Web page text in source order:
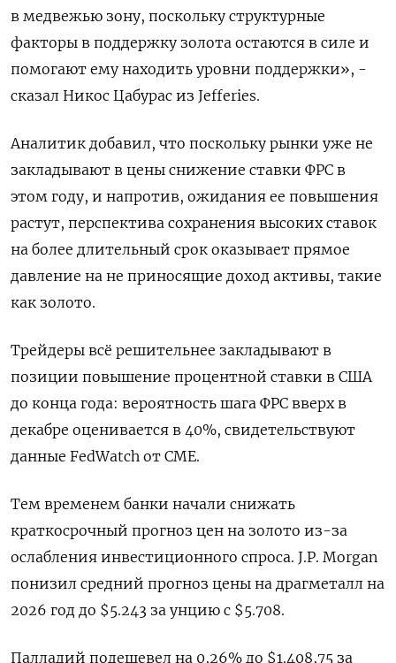
в ​медвежью зону, поскольку структурные
факторы в поддержку золота ‌остаются в силе и
помогают ему находить уровни поддержки», - ​
сказал Никос Цабурас из Jefferies.
Аналитик добавил, что поскольку рынки ‌уже не
закладывают в цены снижение ставки ФРС в
этом году, и напротив, ожидания ее повышения
растут, ​перспектива сохранения ​высоких ставок
на ‌более длительный срок оказывает прямое
давление на не приносящие ​доход активы, такие
как золото.
Трейдеры всё решительнее закладывают в
позиции повышение процентной ставки в США
до конца года: вероятность шага ФРС вверх в
декабре оценивается в 40%, свидетельствуют
данные FedWatch от CME.
Тем временем банки начали снижать
краткосрочный прогноз цен на золото ​из-за
ослабления инвестиционного ⁠спроса. J.P. Morgan
понизил средний прогноз цены на драгметалл на
2026 год до $5.243 за ‌унцию с $5.708.
Палладий подешевел на 0,26% до $1.408,75 за